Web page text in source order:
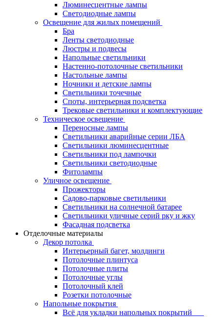
Люминесцентные лампы
Светодиодные лампы
Освещение для жилых помещений
Бра
Ленты светодиодные
Люстры и подвесы
Напольные светильники
Настенно-потолочные светильники
Настольные лампы
Ночники и детские лампы
Светильники точечные
Споты, интерьерная подсветка
Трековые светильники и комплектующие
Техническое освещение
Переносные лампы
Светильники аварийные серии ЛБА
Светильники люминесцентные
Светильники под лампочки
Светильники светодиодные
Фитолампы
Уличное освещение
Прожекторы
Садово-парковые светильники
Светильники на солнечной батарее
Светильники уличные серий рку и жку
Фасадная подсветка
Отделочные материалы
Декор потолка
Интерьерный багет, молдинги
Потолочные плинтуса
Потолочные плиты
Потолочные углы
Потолочный клей
Розетки потолочные
Напольные покрытия
Всё для укладки напольных покрытий